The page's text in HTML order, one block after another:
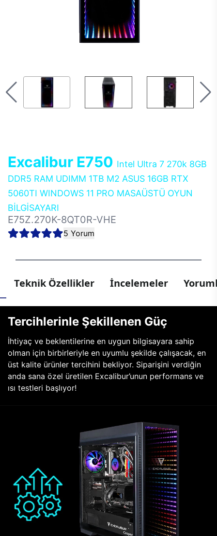
Excalibur E750 Intel Ultra 7 270k 8GB
DDR5 RAM UDIMM 1TB M2 ASUS 16GB RTX
5060TI WINDOWS 11 PRO MASAÜSTÜ OYUN
BİLGİSAYARI
E75Z.270K-8QT0R-VHE
5 Yorum
Teknik Özellikler İncelemeler
Tercihlerinle Şekillenen Güç
İhtiyaç ve beklentilerine en uygun bilgisayara sahip
olman için birbirleriyle en uyumlu şekilde çalışacak, en
üst kalite ürünler tercihini bekliyor. Siparişini verdiğin
anda sana özel üretilen Excalibur’unun performans ve
ısı testleri başlıyor!